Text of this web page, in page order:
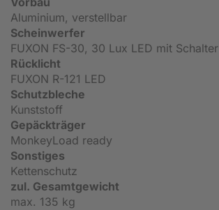
Aluminium, verstellbar
Scheinwerfer
FUXON FS-30, 30 Lux LED mit Schalter
Rücklicht
FUXON R-121 LED
Schutzbleche
Kunststoff
Gepäckträger
MonkeyLoad ready
Sonstiges
Kettenschutz
zul. Gesamtgewicht
max. 135 kg